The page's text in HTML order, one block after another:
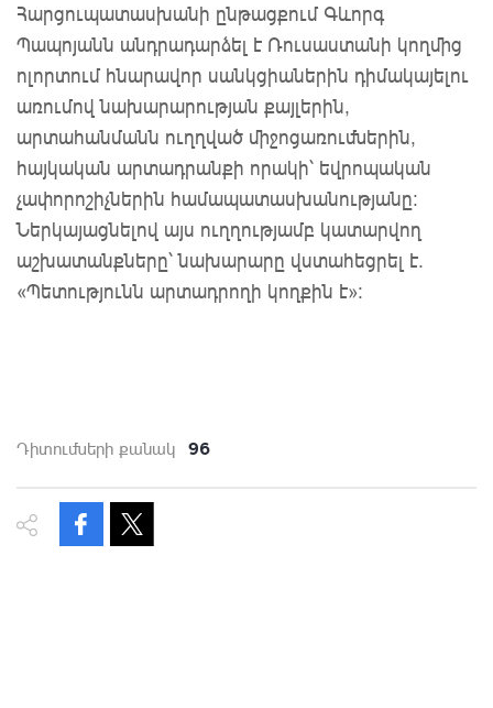
Հարցուպատասխանի ընթացքում Գևորգ
Պապոյանն անդրադարձել է Ռուսաստանի կողմից
ոլորտում հնարավոր սանկցիաներին դիմակայելու
առումով նախարարության քայլերին,
արտահանմանն ուղղված միջոցառումներին,
հայկական արտադրանքի որակի՝ եվրոպական
չափորոշիչներին համապատասխանությանը:
Ներկայացնելով այս ուղղությամբ կատարվող
աշխատանքները՝ նախարարը վստահեցրել է.
«Պետությունն արտադրողի կողքին է»:
Դիտումների քանակ 96